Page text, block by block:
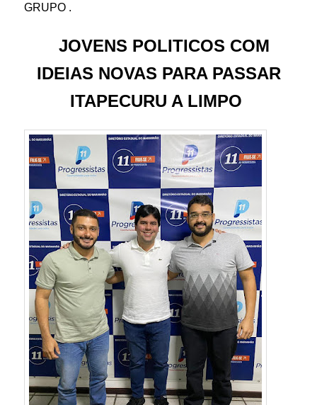
GRUPO .
JOVENS POLITICOS COM
IDEIAS NOVAS PARA PASSAR
ITAPECURU A LIMPO